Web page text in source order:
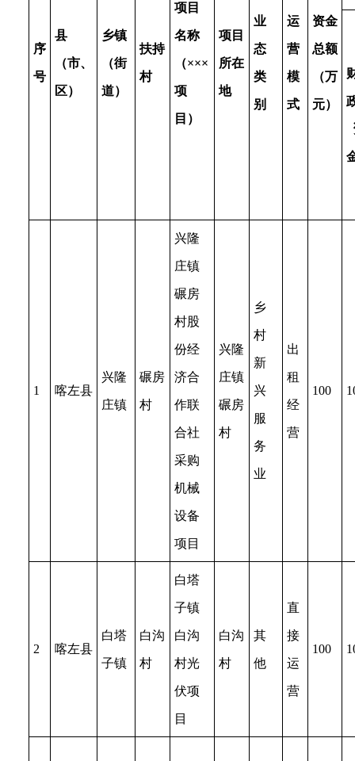
序
号
县
（市、
区）
乡镇
（街
道）
扶持
村
项目
名称
（×××
项
目）
项目
所在
地
业
态
类
别
运
营
模
式
资金
总额
（万
元）
1 喀左县
兴隆
庄镇
碾房
村
兴隆
庄镇
碾房
村股
份经
济合
作联
合社
采购
机械
设备
项目
兴隆
庄镇
碾房
村
乡
村
新
兴
服
务
业
出
租
经
营
100
2 喀左县
白塔
子镇
白沟
村
白塔
子镇
白沟
村光
伏项
目
白沟
村
其
他
直
接
运
营
100